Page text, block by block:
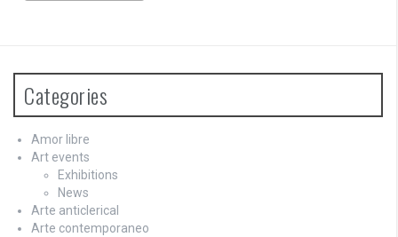
Categories
Amor libre
Art events
Exhibitions
News
Arte anticlerical
Arte contemporaneo